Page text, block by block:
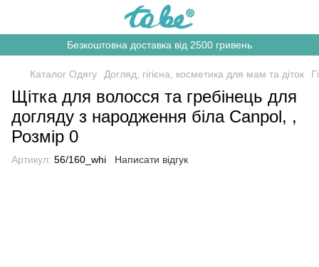
Безкоштовна доставка від 2500 гривень
Каталог Одягу Догляд, гігієна, косметика для мам та діток
Щітка для волосся та гребінець для
догляду з народження біла Canpol, ,
Розмір 0
Артикул: 56/160_whi Написати відгук